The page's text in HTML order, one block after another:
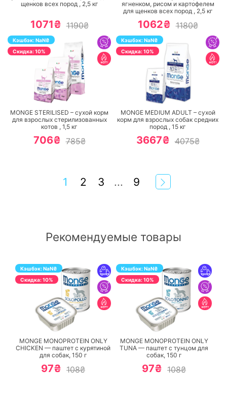
щенков всех пород , 2,5кг
1071₴ 1190₴
ягненком, рисом и картофелем
для щенков всех пород , 2,5кг
1062₴ 1180₴
Кэшбэк:NaN₴
Cкидка: 10%
ПЕРЕЙТИ
MONGE STERILISED – сухой корм
для взрослых стерилизованных
котов , 1,5 кг
706₴ 785₴
Кэшбэк:NaN₴
Cкидка: 10%
ПЕРЕЙТИ
MONGE MEDIUM ADULT – сухой
корм для взрослых собак средних
пород , 15 кг
3667₴ 4075₴
1 2 3 ... 9
Рекомендуемые товары
Кэшбэк:NaN₴
Cкидка: 10%
ПЕРЕЙТИ
MONGE MONOPROTEIN ONLY
CHICKEN — паштет с курятиной
для собак, 150 г
97₴ 108₴
Кэшбэк:NaN₴
Cкидка: 10%
ПЕРЕЙТИ
MONGE MONOPROTEIN ONLY
TUNA — паштет с тунцом для
собак, 150 г
97₴ 108₴